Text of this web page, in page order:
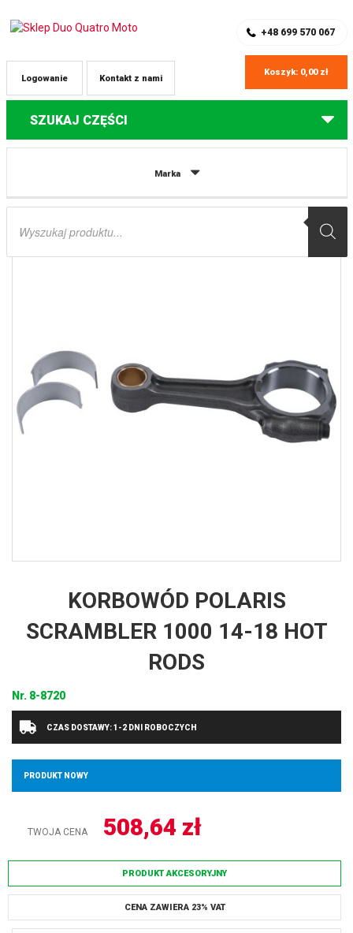
+48 699 570 067
Kontakt z nami
Logowanie
Koszyk: 0,00 zł
SZUKAJ CZĘŚCI
Marka
Wyszukiwarka
Części do quadów Polaris
KORBOWÓD POLARIS
SCRAMBLER 1000 14-18 HOT
RODS
Nr. 8-8720
CZAS DOSTAWY: 1-2 DNI ROBOCZYCH
PRODUKT NOWY
TWOJA CENA 508,64 zł
PRODUKT AKCESORYJNY
CENA ZAWIERA 23% VAT